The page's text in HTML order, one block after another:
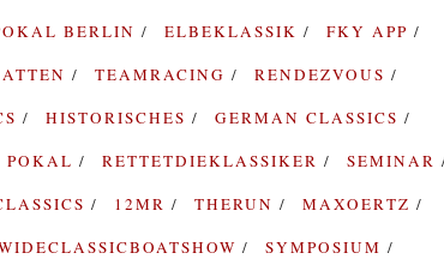
BERLIN ELBEKLASSIK
FKY APP
TEAMRACING
RENDEZVOUS
HISTORISCHES
GERMAN CLASSICS
POKAL RETTETDIEKLASSIKER
SEMINAR
12MR THERUN
MAXOERTZ
SYMPOSIUM